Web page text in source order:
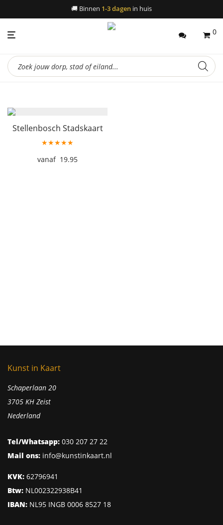
🚚 Binnen 1-3 dagen in huis
0
Producten
zoeken
Stellenbosch Stadskaart
★★★★★
19.95
Kunst in Kaart
Schaperlaan 20
3705 KH Zeist
Nederland
Tel/Whatsapp: 030 207 27 22
Mail ons: info@kunstinkaart.nl
KVK: 62796941
Btw: NL002322938B41
IBAN: NL95 INGB 0006 8527 18